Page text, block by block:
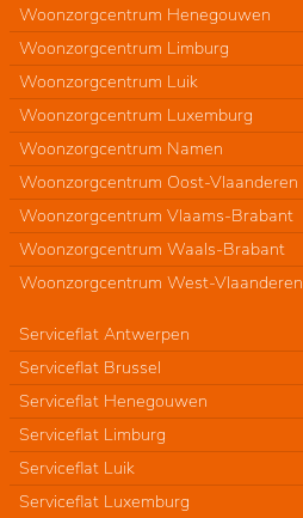
Woonzorgcentrum Henegouwen
Woonzorgcentrum Limburg
Woonzorgcentrum Luik
Woonzorgcentrum Luxemburg
Woonzorgcentrum Namen
Woonzorgcentrum Oost-Vlaanderen
Woonzorgcentrum Vlaams-Brabant
Woonzorgcentrum Waals-Brabant
Woonzorgcentrum West-Vlaanderen
Serviceflat Antwerpen
Serviceflat Brussel
Serviceflat Henegouwen
Serviceflat Limburg
Serviceflat Luik
Serviceflat Luxemburg